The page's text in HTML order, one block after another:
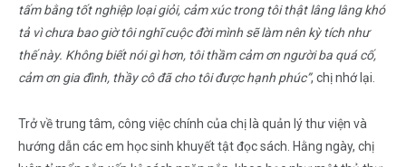
tấm bằng tốt nghiệp loại giỏi, cảm xúc trong tôi thật lâng lâng khó
tả vì chưa bao giờ tôi nghĩ cuộc đời mình sẽ làm nên kỳ tích như
thế này. Không biết nói gì hơn, tôi thầm cảm ơn người ba quá cố,
cảm ơn gia đình, thầy cô đã cho tôi được hạnh phúc”, chị nhớ lại.
Trở về trung tâm, công việc chính của chị là quản lý thư viện và
hướng dẫn các em học sinh khuyết tật đọc sách. Hằng ngày, chị